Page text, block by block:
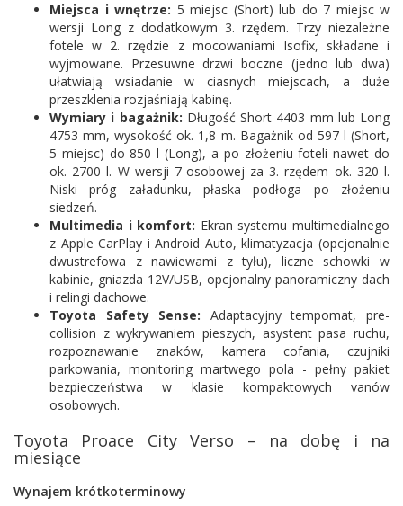
Miejsca i wnętrze: 5 miejsc (Short) lub do 7 miejsc w
wersji Long z dodatkowym 3. rzędem. Trzy niezależne
fotele w 2. rzędzie z mocowaniami Isofix, składane i
wyjmowane. Przesuwne drzwi boczne (jedno lub dwa)
ułatwiają wsiadanie w ciasnych miejscach, a duże
przeszklenia rozjaśniają kabinę.
Wymiary i bagażnik: Długość Short 4403 mm lub Long
4753 mm, wysokość ok. 1,8 m. Bagażnik od 597 l (Short,
5 miejsc) do 850 l (Long), a po złożeniu foteli nawet do
ok. 2700 l. W wersji 7-osobowej za 3. rzędem ok. 320 l.
Niski próg załadunku, płaska podłoga po złożeniu
siedzeń.
Multimedia i komfort: Ekran systemu multimedialnego
z Apple CarPlay i Android Auto, klimatyzacja (opcjonalnie
dwustrefowa z nawiewami z tyłu), liczne schowki w
kabinie, gniazda 12V/USB, opcjonalny panoramiczny dach
i relingi dachowe.
Toyota Safety Sense: Adaptacyjny tempomat, pre-
collision z wykrywaniem pieszych, asystent pasa ruchu,
rozpoznawanie znaków, kamera cofania, czujniki
parkowania, monitoring martwego pola - pełny pakiet
bezpieczeństwa w klasie kompaktowych vanów
osobowych.
Toyota Proace City Verso – na dobę i na
miesiące
Wynajem krótkoterminowy